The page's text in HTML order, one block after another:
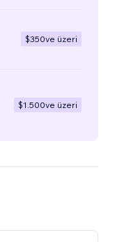
$350ve üzeri
$1.500ve üzeri